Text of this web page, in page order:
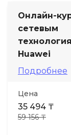
Онлайн-
сетевым
Huawei
Подробнее
Цена
35 494 ₸
59 156 ₸